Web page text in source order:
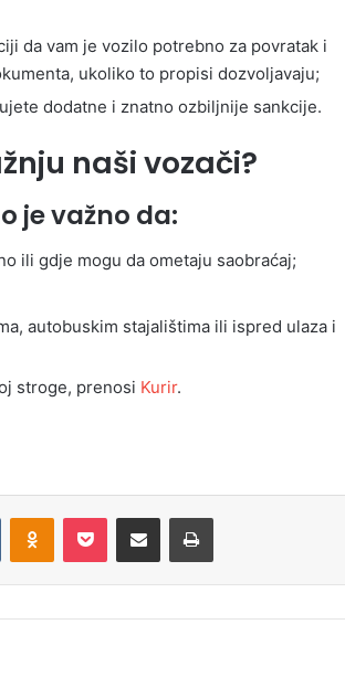
da vam je vozilo potrebno za povratak i
ukoliko to propisi dozvoljavaju;
dodatne i znatno ozbiljnije sankcije.
naši vozači?
je važno da:
ili gdje mogu da ometaju saobraćaj;
autobuskim stajalištima ili ispred ulaza i
stroge, prenosi Kurir.